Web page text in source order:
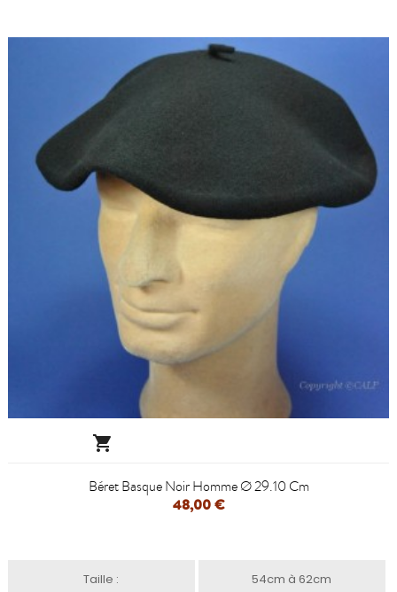

Béret Basque Noir Homme Ø 29.10 Cm
48,00 €
Taille : 54cm à 62cm